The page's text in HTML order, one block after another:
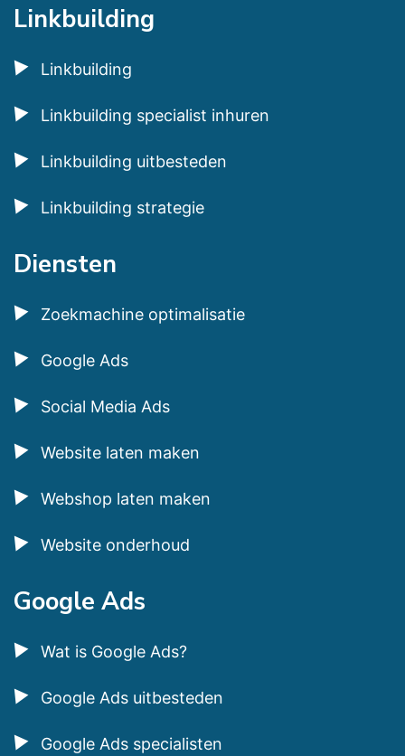
Linkbuilding
Linkbuilding
Linkbuilding specialist inhuren
Linkbuilding uitbesteden
Linkbuilding strategie
Diensten
Zoekmachine optimalisatie
Google Ads
Social Media Ads
Website laten maken
Webshop laten maken
Website onderhoud
Google Ads
Wat is Google Ads?
Google Ads uitbesteden
Google Ads specialisten